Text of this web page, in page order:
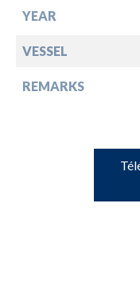
YEAR
VESSEL
REMARKS